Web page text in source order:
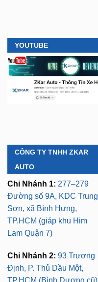
YOUTUBE
CÔNG TY TNHH ZKAR
AUTO
Chi Nhánh 1: 277–279
Đường số 9A, KDC Trung
Sơn, xã Bình Hưng,
TP.HCM (giáp khu Him
Lam Quận 7)
Chi Nhánh 2: 93 Trương
Định, P. Thủ Dầu Một,
TP.HCM (Bình Dương cũ)